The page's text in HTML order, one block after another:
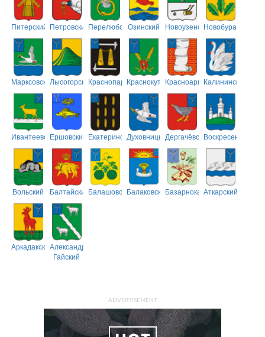
Питерский ПетровскийПерелюбскийОзинский НовоузенскийНовобурасский
МарксовскийЛысогорскийКраснопартизанский
КраснокутскийКрасноармейский
Калининский
ИвантеевскийЕршовский ЕкатериновскийДуховницкийДергачёвскийВоскресенский
Вольский БалтайскийБалашовскийБалаковскийБазарнокарабулакский
Аткарский
АркадакскийАлександрово-
Гайский
ADVERTISEMENT